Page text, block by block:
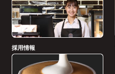
採用情報